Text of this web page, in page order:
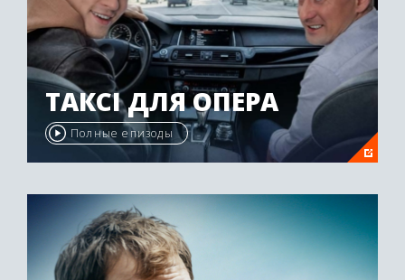
ТАКСІ ДЛЯ ОПЕРА
Полные епизоды